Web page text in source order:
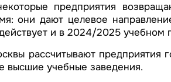
предприятия
они дают целевое
и в 2024/2025 учебном
рассчитывают предприятия
высшие учебные заведения.